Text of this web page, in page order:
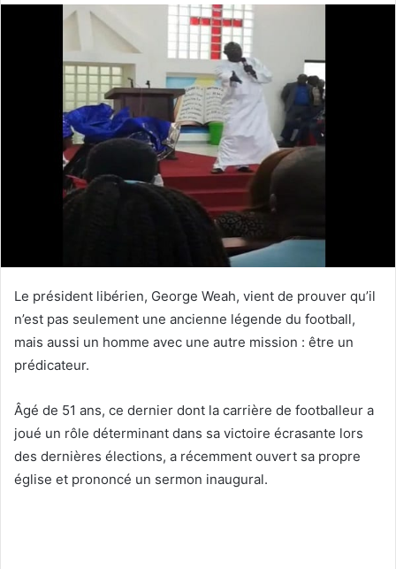
Le président libérien, George Weah, vient de prouver qu’il
n’est pas seulement une ancienne légende du football,
mais aussi un homme avec une autre mission : être un
prédicateur.
Âgé de 51 ans, ce dernier dont la carrière de footballeur a
joué un rôle déterminant dans sa victoire écrasante lors
des dernières élections, a récemment ouvert sa propre
église et prononcé un sermon inaugural.